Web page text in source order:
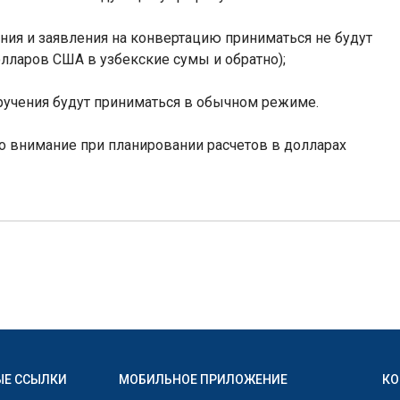
и заявления на конвертацию приниматься не будут
США в узбекские сумы и обратно);
будут приниматься в обычном режиме.
при планировании расчетов в долларах
ССЫЛКИ МОБИЛЬНОЕ ПРИЛОЖЕНИЕ